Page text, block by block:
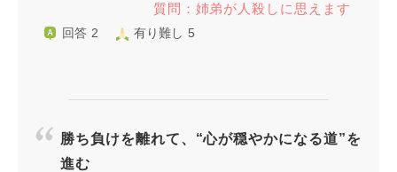
質問：姉弟が人殺しに思えます
回答 2 有り難し 5
勝ち負けを離れて、“心が穏やかになる道”を
進む